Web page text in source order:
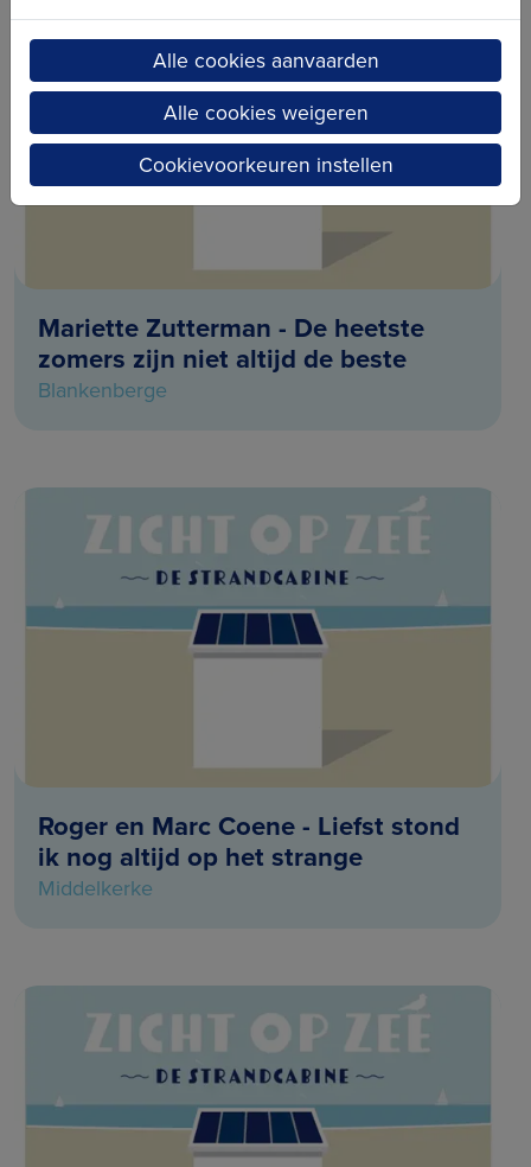
Mariette Zutterman - De heetste
zomers zijn niet altijd de beste
Blankenberge
Roger en Marc Coene - Liefst stond
ik nog altijd op het strange
Middelkerke
Alle cookies aanvaarden
Alle cookies weigeren
Cookievoorkeuren instellen